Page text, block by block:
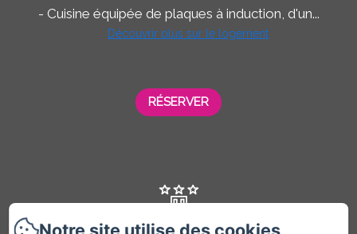
- Cuisine équipée de plaques à induction, d'un...
Découvrir plus sur le logement
RÉSERVER